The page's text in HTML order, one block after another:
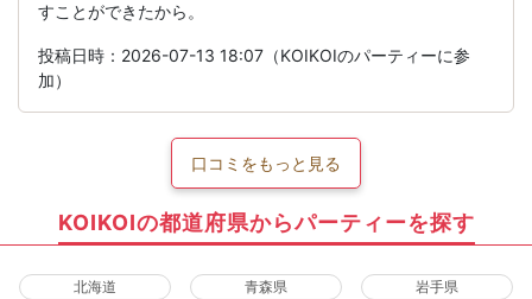
すことができたから。
投稿日時：2026-07-13 18:07（KOIKOIのパーティーに参
加）
口コミをもっと見る
KOIKOIの都道府県からパーティーを探す
北海道 青森県 岩手県